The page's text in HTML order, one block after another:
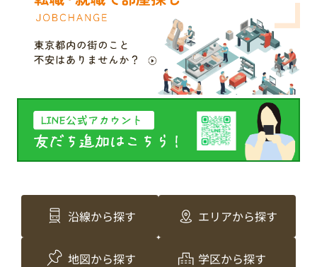
沿線から探す エリアから探す
地図から探す 学区から探す